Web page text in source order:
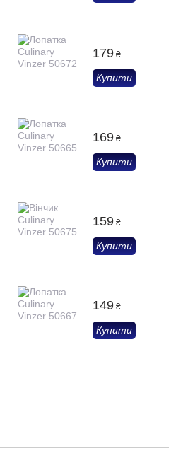
179 ₴
Купити
169 ₴
Купити
159 ₴
Купити
149 ₴
Купити